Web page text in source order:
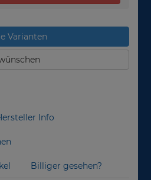
Varianten
Info
Billiger gesehen?